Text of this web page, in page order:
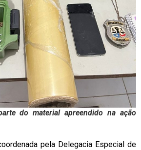
do material apreendido na ação
pela Delegacia Especial de